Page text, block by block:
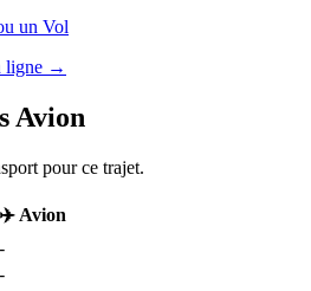
un Vol
ligne →
Avion
pour ce trajet.
✈️ Avion
-
-